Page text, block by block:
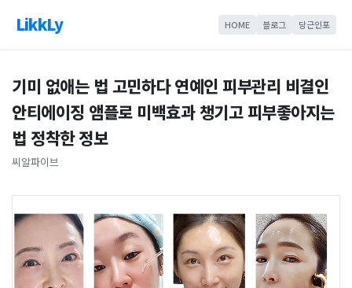
LikkLy HOME 블로그 당근인포
기미 없애는 법 고민하다 연예인 피부관리 비결인
안티에이징 앰플로 미백효과 챙기고 피부좋아지는
법 정착한 정보
씨알파이브